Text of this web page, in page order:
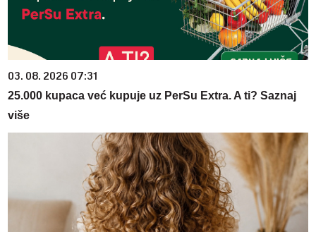
03. 08. 2026 07:31
25.000 kupaca već kupuje uz PerSu Extra. A ti? Saznaj
više